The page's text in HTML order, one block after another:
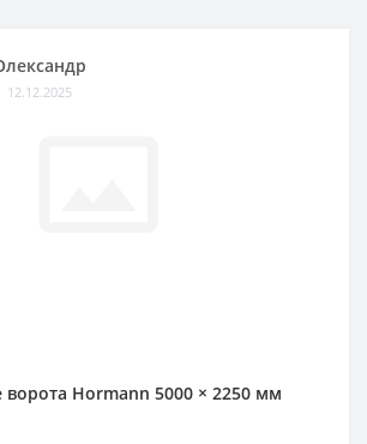
12.12.2025
Hormann 5000 × 2250 мм